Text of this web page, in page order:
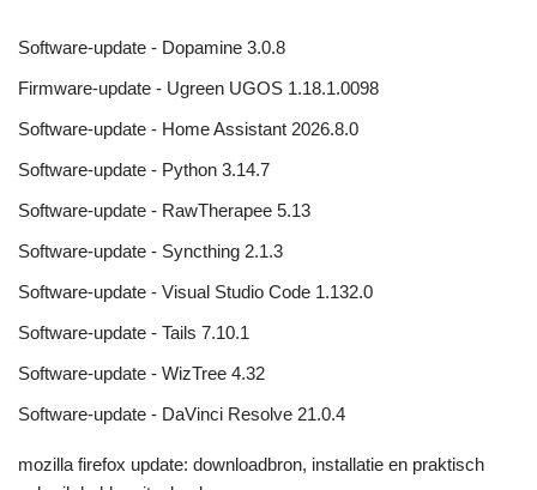
Software-update - Dopamine 3.0.8
Firmware-update - Ugreen UGOS 1.18.1.0098
Software-update - Home Assistant 2026.8.0
Software-update - Python 3.14.7
Software-update - RawTherapee 5.13
Software-update - Syncthing 2.1.3
Software-update - Visual Studio Code 1.132.0
Software-update - Tails 7.10.1
Software-update - WizTree 4.32
Software-update - DaVinci Resolve 21.0.4
mozilla firefox update: downloadbron, installatie en praktisch